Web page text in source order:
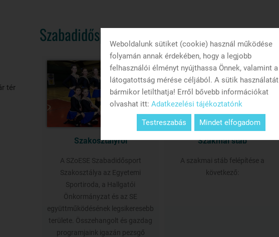
tér
Szabadidősport
Szakosztályról
A SZoESE Szabadidősport
Szakosztálya az Egyetemi
Sportiroda, a Hallgatói
Önkormányzat és az SE
együttműködésének legsikeresebb
területe. Összehangolt és gazdag
programjaink igazán pezsgő
Szakmai stáb
A szakmai stáb felépítése a
következő:
Mindet elfogadom
Testreszabás
Weboldalunk sütiket (cookie) használ működése
folyamán annak érdekében, hogy a legjobb
felhasználói élményt nyújthassa Önnek, valamint a
látogatottság mérése céljából. A sütik használatát
bármikor letilthatja! Erről bővebb információkat
olvashat itt: Adatkezelési tájékoztatónk